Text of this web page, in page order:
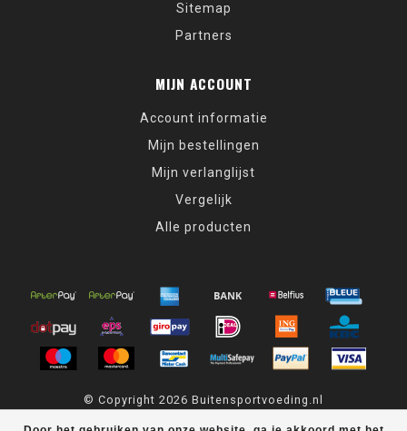
Sitemap
Partners
MIJN ACCOUNT
Account informatie
Mijn bestellingen
Mijn verlanglijst
Vergelijk
Alle producten
© Copyright 2026 Buitensportvoeding.nl